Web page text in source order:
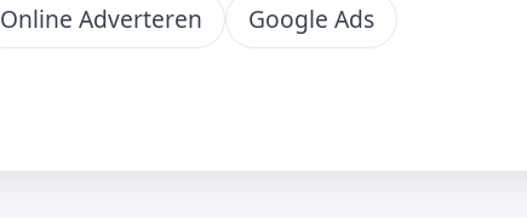
Online Adverteren Google Ads